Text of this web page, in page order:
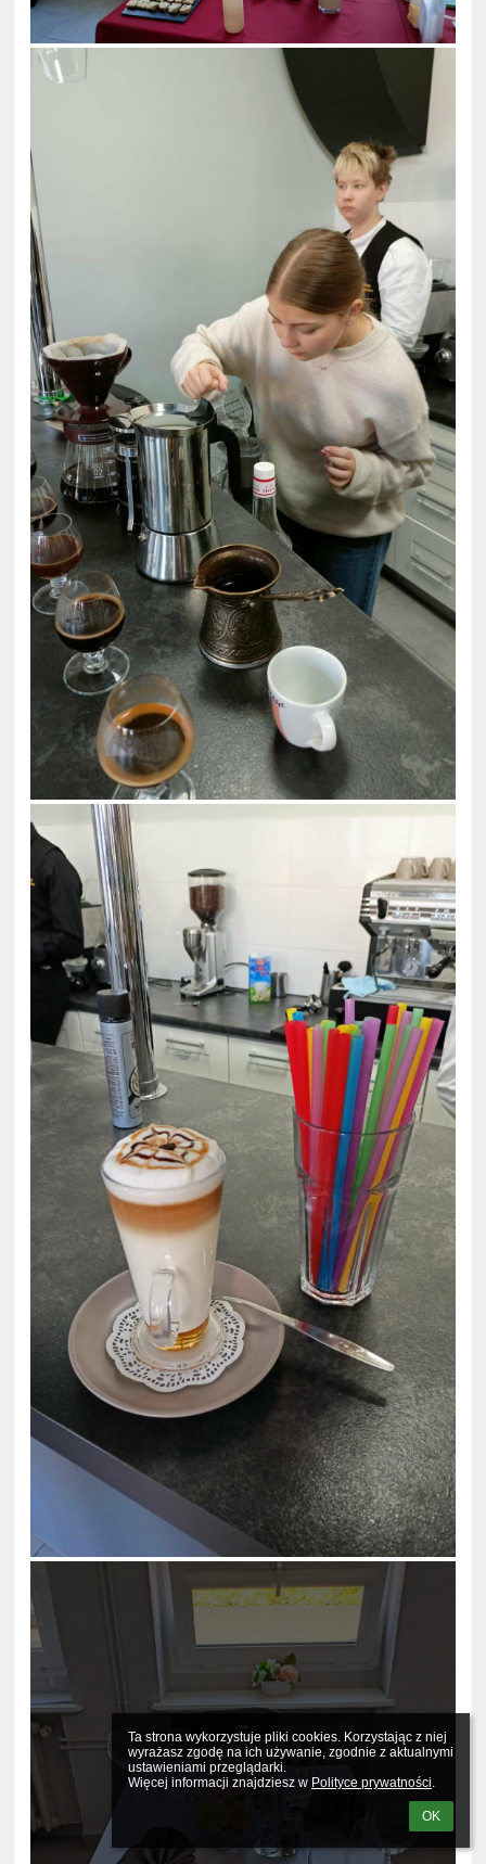
Ta strona wykorzystuje pliki cookies. Korzystając z niej
wyrażasz zgodę na ich używanie, zgodnie z aktualnymi
ustawieniami przeglądarki.
Więcej informacji znajdziesz w Polityce prywatności.
OK